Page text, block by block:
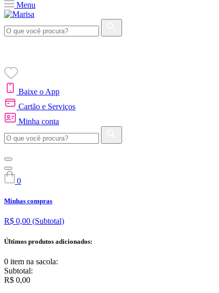
Menu
Baixe o App
Cartão e Serviços
Minha conta
0
Minhas compras
R$ 0,00 (Subtotal)
Últimos produtos adicionados:
0 item na sacola:
Subtotal:
R$ 0,00